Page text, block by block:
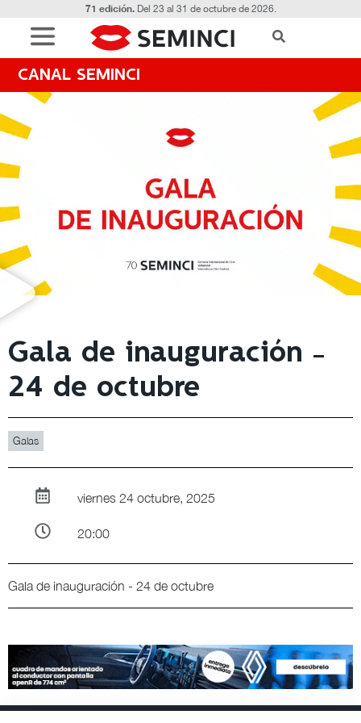
71 edición.Del 23 al 31 de octubre de 2026.
CANAL SEMINCI
Gala de inauguración -
24 de octubre
Galas
viernes 24 octubre, 2025
20:00
Gala de inauguración - 24 de octubre